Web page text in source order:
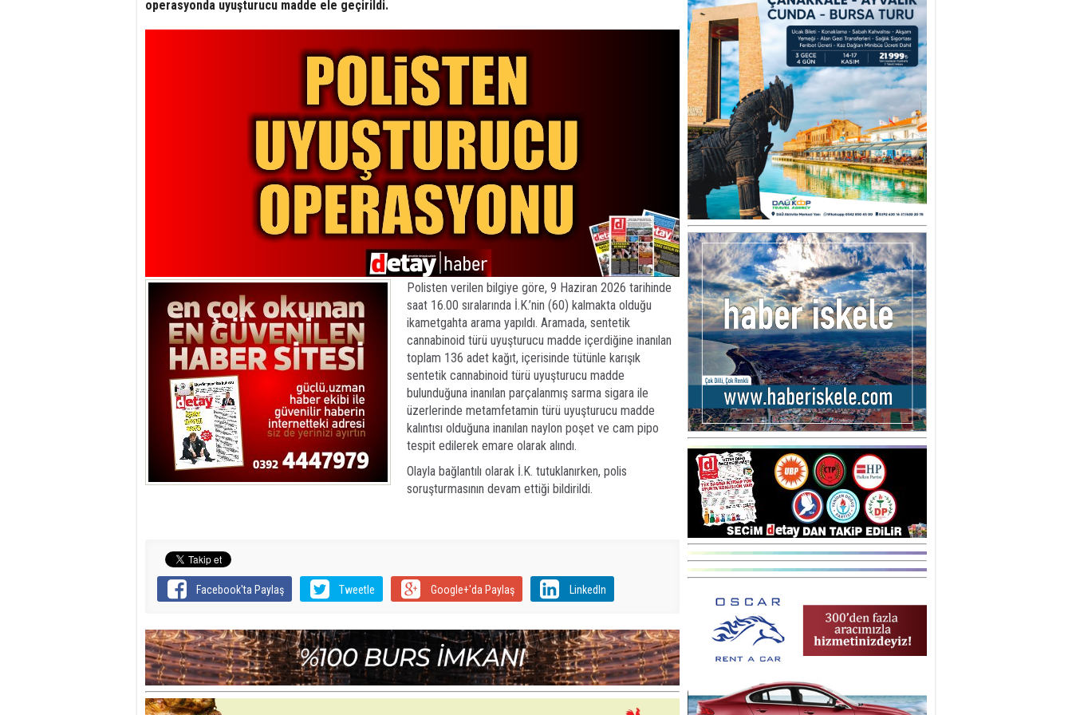
operasyonda uyuşturucu madde ele geçirildi.
Polisten verilen bilgiye göre, 9 Haziran 2026 tarihinde
saat 16.00 sıralarında İ.K.’nin (60) kalmakta olduğu
ikametgahta arama yapıldı. Aramada, sentetik
cannabinoid türü uyuşturucu madde içerdiğine inanılan
toplam 136 adet kağıt, içerisinde tütünle karışık
sentetik cannabinoid türü uyuşturucu madde
bulunduğuna inanılan parçalanmış sarma sigara ile
üzerlerinde metamfetamin türü uyuşturucu madde
kalıntısı olduğuna inanılan naylon poşet ve cam pipo
tespit edilerek emare olarak alındı.
Olayla bağlantılı olarak İ.K. tutuklanırken, polis
soruşturmasının devam ettiği bildirildi.
Facebook'ta Paylaş Tweetle Google+'da Paylaş LinkedIn